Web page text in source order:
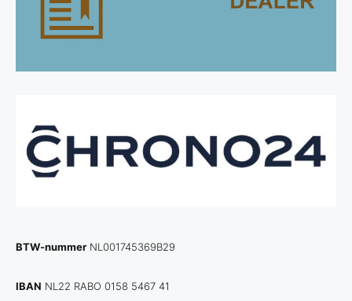
BTW-nummer NL001745369B29
IBAN NL22 RABO 0158 5467 41